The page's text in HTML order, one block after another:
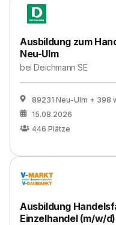
Ausbildung zum
Neu-Ulm
beiDeichmann SE
89231 Neu-Ulm + 398
15.08.2026
446 Plätze
Ausbildung
Einzelhandel (m/w/d)